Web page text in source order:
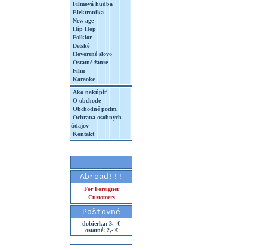
Filmová hudba
Elektronika
New age
Hip Hop
Folklór
Detské
Hovorené slovo
Ostatné žánre
Film
Karaoke
Ako nakúpiť
O obchode
Obchodné podm.
Ochrana osobných
údajov
Kontakt
Abroad!!!
For Foreigner
Customers
Poštovné
dobierka: 3,- €
ostatné: 2,- €